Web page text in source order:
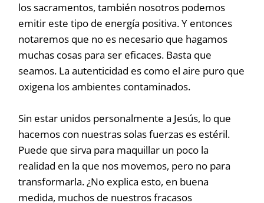
los sacramentos, también nosotros podemos
emitir este tipo de energía positiva. Y entonces
notaremos que no es necesario que hagamos
muchas cosas para ser eficaces. Basta que
seamos. La autenticidad es como el aire puro que
oxigena los ambientes contaminados.
Sin estar unidos personalmente a Jesús, lo que
hacemos con nuestras solas fuerzas es estéril.
Puede que sirva para maquillar un poco la
realidad en la que nos movemos, pero no para
transformarla. ¿No explica esto, en buena
medida, muchos de nuestros fracasos